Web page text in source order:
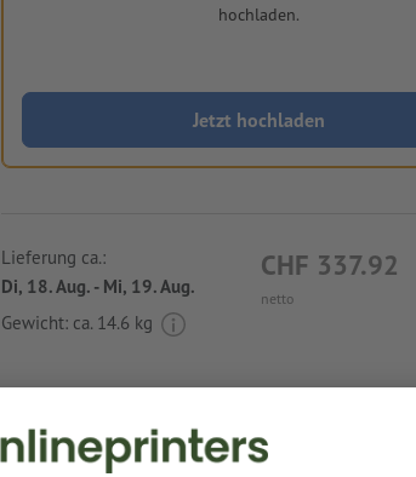
hochladen.
Jetzt hochladen
netto
CHF 337.92
Lieferung ca.:
Di, 18. Aug. - Mi, 19. Aug.
Gewicht: ca. 14.6 kg
Druckdatenhinweise DIY-